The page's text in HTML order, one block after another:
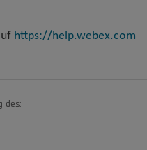
https://help.webex.com
des: